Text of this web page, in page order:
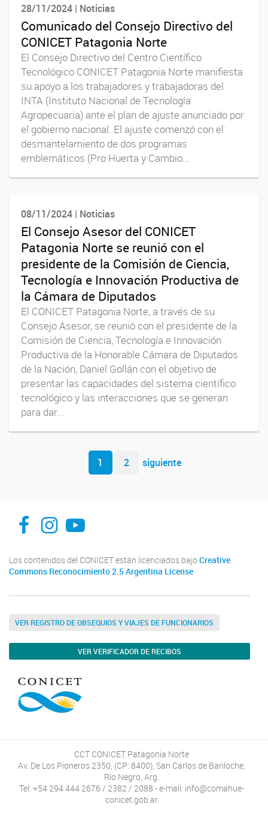
28/11/2024 | Noticias
Comunicado del Consejo Directivo del
CONICET Patagonia Norte
El Consejo Directivo del Centro Científico
Tecnológico CONICET Patagonia Norte manifiesta
su apoyo a los trabajadores y trabajadoras del
INTA (Instituto Nacional de Tecnología
Agropecuaria) ante el plan de ajuste anunciado por
el gobierno nacional. El ajuste comenzó con el
desmantelamiento de dos programas
emblemáticos (Pro Huerta y Cambio...
08/11/2024 | Noticias
El Consejo Asesor del CONICET
Patagonia Norte se reunió con el
presidente de la Comisión de Ciencia,
Tecnología e Innovación Productiva de
la Cámara de Diputados
El CONICET Patagonia Norte, a través de su
Consejo Asesor, se reunió con el presidente de la
Comisión de Ciencia, Tecnología e Innovación
Productiva de la Honorable Cámara de Diputados
de la Nación, Daniel Gollán con el objetivo de
presentar las capacidades del sistema científico
tecnológico y las interacciones que se generan
para dar...
Navegador de artículos
1 2 siguiente
Facebook
Instagram
YouTube
Los contenidos del CONICET están licenciados bajo Creative
Commons Reconocimiento 2.5 Argentina License
VER REGISTRO DE OBSEQUIOS Y VIAJES DE FUNCIONARIOS
VER VERIFICADOR DE RECIBOS
CCT CONICET Patagonia Norte
Av. De Los Pioneros 2350, (CP: 8400), San Carlos de Bariloche,
Río Negro, Arg.
Tel: +54 294 444 2676 / 2382 / 2088 - e-mail: info@comahue-
conicet.gob.ar